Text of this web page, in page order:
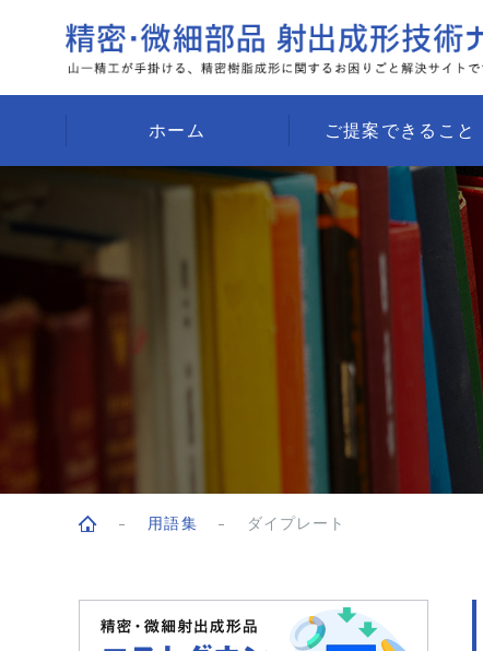
ホーム ご提案できること
用語集 ダイプレート